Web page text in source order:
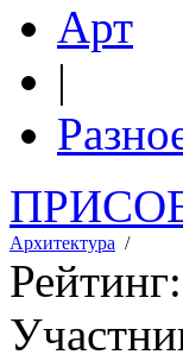
Арт
|
Архитектура /
Рейтинг: